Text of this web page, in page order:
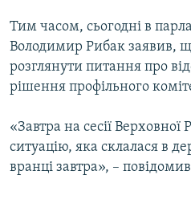
Тим часом, сьогодні в
Володимир Рибак заявив,
розглянути питання про
рішення профільного
«Завтра на сесії
ситуацію, яка склалася в
вранці завтра», –